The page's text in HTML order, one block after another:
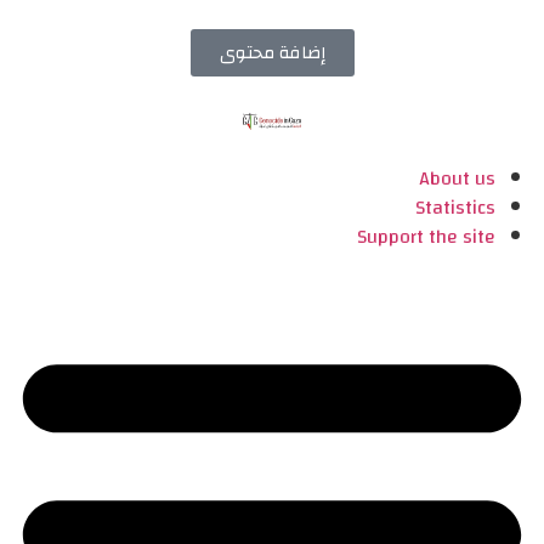
إضافة محتوى
About us
Statistics
Support the site